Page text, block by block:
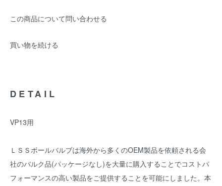
この商品について問い合わせる
買い物を続ける
DETAIL
VP13用
ＬＳＳボールバルブは海外から多くのOEM製品を依頼される会
社のバルク品(パッケージなし)を大量に購入することでコストパ
フォーマンスの高い製品をご提供することを可能にしました。本